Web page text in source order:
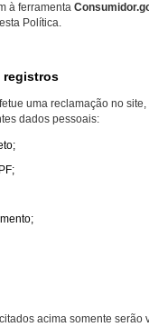
à ferramenta
Política.
registros
uma reclamação no
dados pessoais:
acima somente serão